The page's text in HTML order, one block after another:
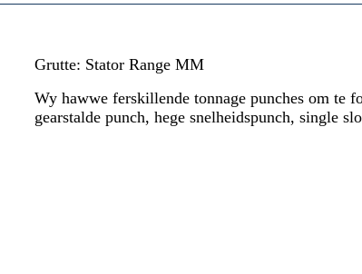
Grutte: Stator Range MM
Wy hawwe ferskillende tonnage punches om te
gearstalde punch, hege snelheidspunch, single